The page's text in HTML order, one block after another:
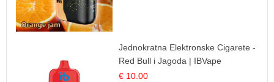
Jednokratna Elektronske Cigarete -
Red Bull i Jagoda | IBVape
€ 10.00